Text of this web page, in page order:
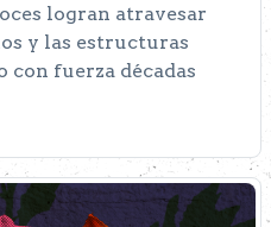
logran atravesar
y las estructuras
con fuerza décadas